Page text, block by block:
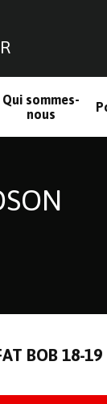
Qui sommes-
nous
BOB 18-19